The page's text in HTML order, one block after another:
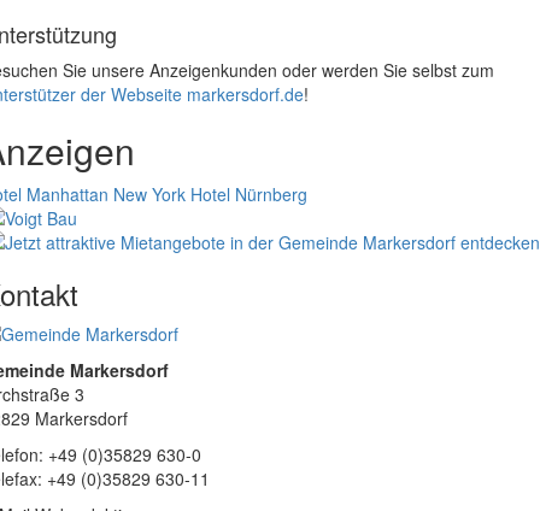
Sie unsere Anzeigenkunden oder werden Sie selbst zum
der Webseite markersdorf.de!
Manhattan New York Hotel Nürnberg
Markersdorf
3
Markersdorf
+49 (0)35829 630-0
+49 (0)35829 630-11